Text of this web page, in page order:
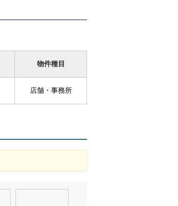
物件種目
店舗・事務所